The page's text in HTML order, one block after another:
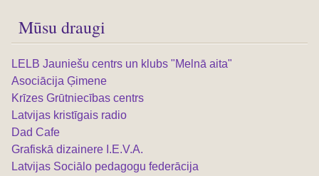
Mūsu draugi
LELB Jauniešu centrs un klubs "Melnā aita"
Asociācija Ģimene
Krīzes Grūtniecības centrs
Latvijas kristīgais radio
Dad Cafe
Grafiskā dizainere I.E.V.A.
Latvijas Sociālo pedagogu federācija